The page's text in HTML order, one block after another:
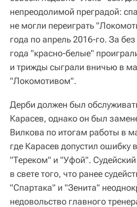
непреодолимой преградой:
не могли переиграть
года по апрель 2016-го. За
года "красно-белые"
и трижды сыграли вничью в
"Локомотивом".
Дерби должен был
Карасев, однако он был
Вилкова по итогам работы в
где Карасев допустил ошибку
"Тереком" и "Уфой".
в свете того, что ранее
"Спартака" и "Зенита"
недовольство главного